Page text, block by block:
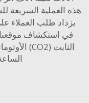
السريعة
طلب العملاء على
استكشاف موقعنا
الساعة